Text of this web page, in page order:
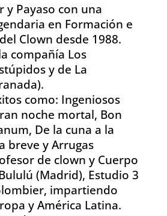
y Payaso con una
en Formación e
Clown desde 1988.
compañía Los
y de La
como: Ingeniosos
noche mortal, Bon
De la cuna a la
breve y Arrugas
de clown y Cuerpo
(Madrid), Estudio 3
impartiendo
y América Latina.